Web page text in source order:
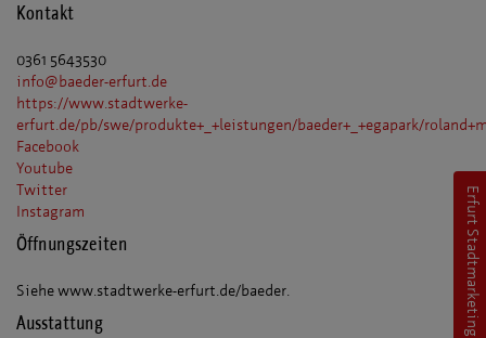
Kontakt
0361 5643530
info@baeder-erfurt.de
https://www.stadtwerke-
erfurt.de/pb/swe/produkte+_+leistungen/baeder+_+egapark/
Facebook
Youtube
Twitter
Instagram
Öffnungszeiten
Siehe www.stadtwerke-erfurt.de/baeder.
Ausstattung Erfurt Stadtmarketing